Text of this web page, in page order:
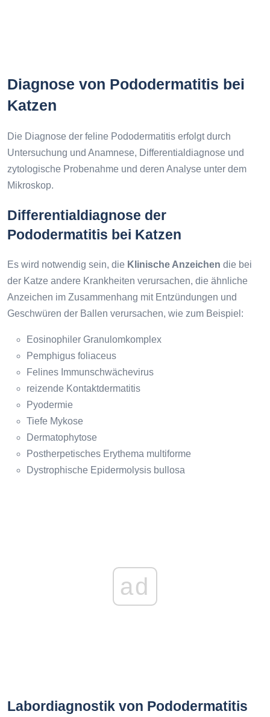
Diagnose von Pododermatitis bei
Katzen
Die Diagnose der feline Pododermatitis erfolgt durch
Untersuchung und Anamnese, Differentialdiagnose und
zytologische Probenahme und deren Analyse unter dem
Mikroskop.
Differentialdiagnose der
Pododermatitis bei Katzen
Es wird notwendig sein, die Klinische Anzeichen die bei
der Katze andere Krankheiten verursachen, die ähnliche
Anzeichen im Zusammenhang mit Entzündungen und
Geschwüren der Ballen verursachen, wie zum Beispiel:
Eosinophiler Granulomkomplex
Pemphigus foliaceus
Felines Immunschwächevirus
reizende Kontaktdermatitis
Pyodermie
Tiefe Mykose
Dermatophytose
Postherpetisches Erythema multiforme
Dystrophische Epidermolysis bullosa
ad
Labordiagnostik von Pododermatitis